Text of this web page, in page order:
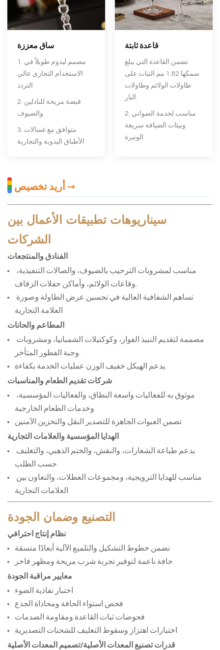
ساق معززة
1. مصمم ليدوم طويلاً في
الاستخدام التجاري عالي
التردد
2. قبضة مريحة للنادلين
والضيوف
3. متوافق مع غسالات
الأطباق اليدوية والتجارية
قاعدة ثابتة
تضمن القاعدة التي يبلغ
سمكها 1.82 مم الثبات على
طاولات الولائم وطاولات
البار.
2. مناسب لخدمة الصواني
وبيئات الضيافة سريعة
الوتيرة
أريد تخصيص →
سيناريوهات تطبيقات الأعمال بين
الشركات
الفنادق والمنتجعات
وقاعات الولائم، وأماكن حفلات الزفاف.
العلامة التجارية
المطاعم والحانات
وجبة الفطور المتأخر.
يدعم الهيكل خفيف الوزن عمليات الخدمة بكفاءة.
شركات تقديم الطعام والمناسبات
وخدمات الطعام الخارجية
تضمن العبوات الجاهزة للتصدير النقل والتخزين الآمنين
الهدايا المؤسسية والعلامات التجارية
حسب الطلب
العلامات التجارية
التصنيع وضمان الجودة
نظام إنتاج احترافي
تضمن خطوط التشكيل والتلميع الآلية أبعادًا متسقة
حافة ناعمة لتوفير تجربة شرب مريحة ومظهر فاخر
معايير مراقبة الجودة
اختبار نفاذية الضوء
فحص استواء الحافة ومحاذاة الجذع
فحوصات ثبات القاعدة ومقاومة الصدمات
اختبارات اهتزاز وسقوط التغليف للشحنات التصديرية
قدرات تصنيع المعدات الأصلية/تصميم المعدات الأصلية